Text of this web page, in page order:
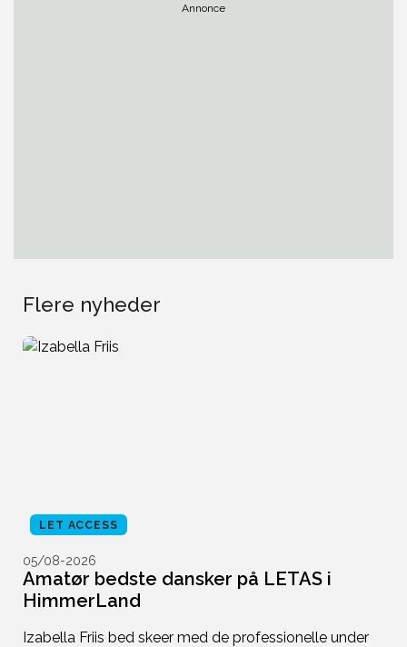
Annonce
Flere nyheder
LET ACCESS
05/08-2026
Amatør bedste dansker på LETAS i
HimmerLand
Izabella Friis bed skeer med de professionelle under